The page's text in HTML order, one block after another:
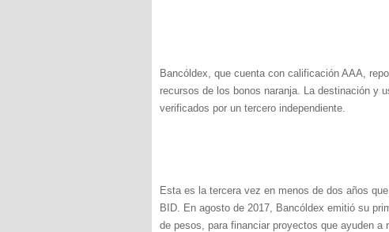
Bancóldex, que cuenta con calificación AAA,
recursos de los bonos naranja. La destinación y
verificados por un tercero independiente.
Esta es la tercera vez en menos de dos años
BID. En agosto de 2017, Bancóldex emitió su
de pesos, para financiar proyectos que ayuden